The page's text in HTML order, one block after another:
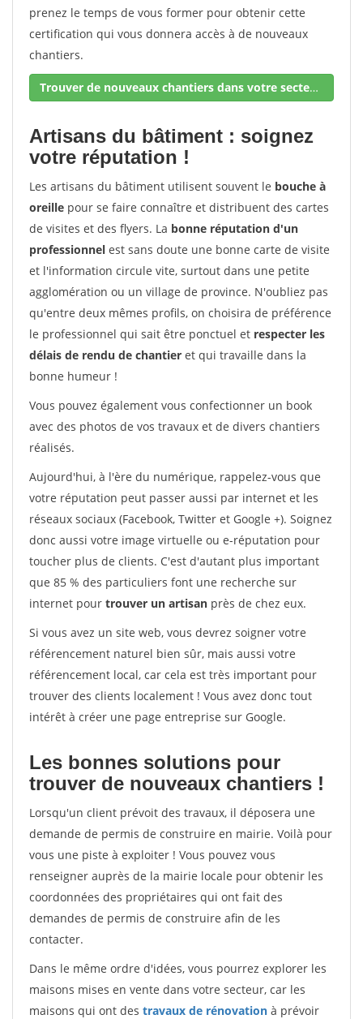
prenez le temps de vous former pour obtenir cette
certification qui vous donnera accès à de nouveaux
chantiers.
Trouver de nouveaux chantiers dans votre secteur !
Artisans du bâtiment : soignez
votre réputation !
Les artisans du bâtiment utilisent souvent le bouche à
oreille pour se faire connaître et distribuent des cartes
de visites et des flyers. La bonne réputation d'un
professionnel est sans doute une bonne carte de visite
et l'information circule vite, surtout dans une petite
agglomération ou un village de province. N'oubliez pas
qu'entre deux mêmes profils, on choisira de préférence
le professionnel qui sait être ponctuel et respecter les
délais de rendu de chantier et qui travaille dans la
bonne humeur !
Vous pouvez également vous confectionner un book
avec des photos de vos travaux et de divers chantiers
réalisés.
Aujourd'hui, à l'ère du numérique, rappelez-vous que
votre réputation peut passer aussi par internet et les
réseaux sociaux (Facebook, Twitter et Google +). Soignez
donc aussi votre image virtuelle ou e-réputation pour
toucher plus de clients. C'est d'autant plus important
que 85 % des particuliers font une recherche sur
internet pour trouver un artisan près de chez eux.
Si vous avez un site web, vous devrez soigner votre
référencement naturel bien sûr, mais aussi votre
référencement local, car cela est très important pour
trouver des clients localement ! Vous avez donc tout
intérêt à créer une page entreprise sur Google.
Les bonnes solutions pour
trouver de nouveaux chantiers !
Lorsqu'un client prévoit des travaux, il déposera une
demande de permis de construire en mairie. Voilà pour
vous une piste à exploiter ! Vous pouvez vous
renseigner auprès de la mairie locale pour obtenir les
coordonnées des propriétaires qui ont fait des
demandes de permis de construire afin de les
contacter.
Dans le même ordre d'idées, vous pourrez explorer les
maisons mises en vente dans votre secteur, car les
maisons qui ont des travaux de rénovation à prévoir